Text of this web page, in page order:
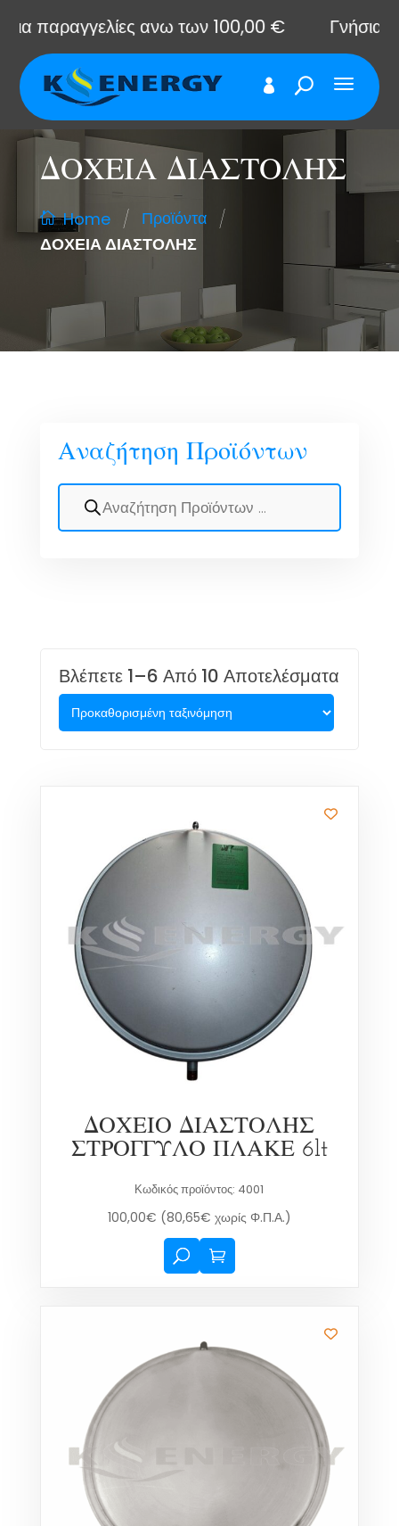
παραγγελίες ανω των 100,00 € Γνήσια
ΔΟΧΕΙΑ ΔΙΑΣΤΟΛΗΣ
Home / Προϊόντα /
ΔΟΧΕΙΑ ΔΙΑΣΤΟΛΗΣ
Αναζήτηση Προϊόντων
Βλέπετε 1–6 Από 10 Αποτελέσματα
ΔΟΧΕΙΟ ΔΙΑΣΤΟΛΗΣ
ΣΤΡΟΓΓΥΛΟ ΠΛΑΚΕ 6lt
Κωδικός προϊόντος: 4001
100,00€ (80,65€ χωρίς Φ.Π.Α.)